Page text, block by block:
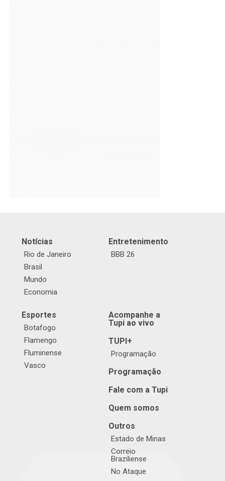
Notícias
Rio de Janeiro
Brasil
Mundo
Economia
Entretenimento
BBB 26
Esportes
Botafogo
Flamengo
Fluminense
Vasco
Acompanhe a
Tupi ao vivo
TUPI+
Programação
Programação
Fale com a Tupi
Quem somos
Outros
Estado de Minas
Correio
Braziliense
No Ataque